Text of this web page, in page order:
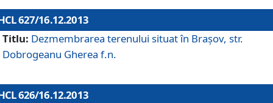
627/16.12.2013
Titlu: Dezmembrarea terenului situat în Braşov, str.
Dobrogeanu Gherea f.n.
626/16.12.2013